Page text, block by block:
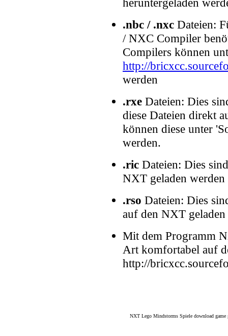
.nbc / .nxc Dateien:
/ NXC Compiler
Compilers können
http://
werden
.rxe Dateien: Dies
diese Dateien direkt
können diese unter
werden.
.ric Dateien: Dies
NXT geladen werden
.rso Dateien: Dies
auf den NXT
Mit dem Programm
Art komfortabel auf
http://
NXT Lego Mindstorms Spiele download game